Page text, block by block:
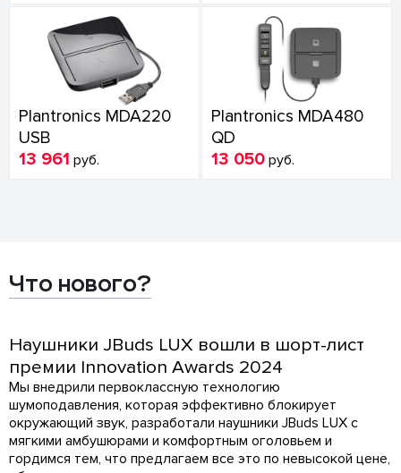
Plantronics MDA220
USB
13 961 руб.
Plantronics MDA480
QD
13 050 руб.
Что нового?
Наушники JBuds LUX вошли в шорт-лист
премии Innovation Awards 2024
Мы внедрили первоклассную технологию
шумоподавления, которая эффективно блокирует
окружающий звук, разработали наушники JBuds LUX с
мягкими амбушюрами и комфортным оголовьем и
гордимся тем, что предлагаем все это по невысокой цене,